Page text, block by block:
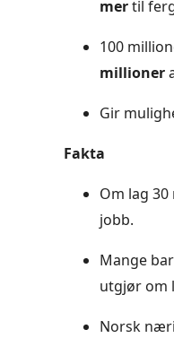
mertil
100
millioner
Gir
Fakta
Om lag
jobb.
Mange
utgjør om
Norsk